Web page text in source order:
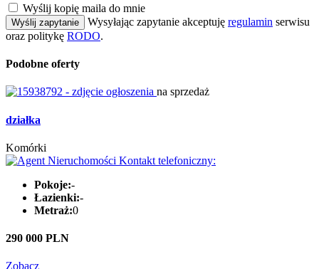
Wyślij kopię maila do mnie
Wyślij zapytanie Wysyłając zapytanie akceptuję regulamin serwisu
oraz politykę RODO.
Podobne oferty
na sprzedaż
działka
Komórki
Pokoje:-
Łazienki:-
Metraż:0
290 000 PLN
Zobacz